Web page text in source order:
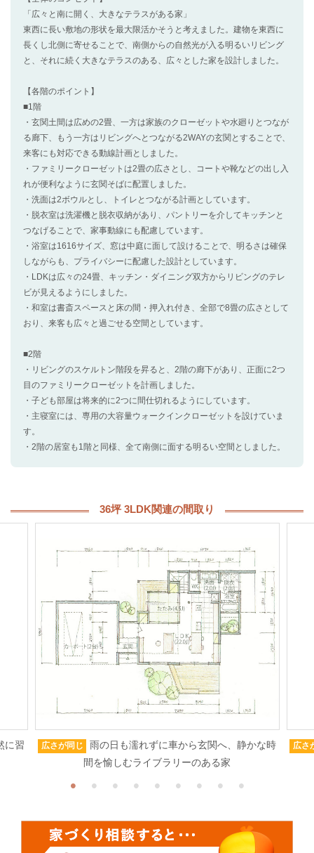
「広々と南に開く、大きなテラスがある家」
東西に長い敷地の形状を最大限活かそうと考えました。建物を東西に
長くし北側に寄せることで、南側からの自然光が入る明るいリビング
と、それに続く大きなテラスのある、広々とした家を設計しました。
【各階のポイント】
■1階
・玄関土間は広めの2畳、一方は家族のクローゼットや水廻りとつなが
る廊下、もう一方はリビングへとつながる2WAYの玄関とすることで、
来客にも対応できる動線計画としました。
・ファミリークローゼットは2畳の広さとし、コートや靴などの出し入
れが便利なように玄関そばに配置しました。
・洗面は2ボウルとし、トイレとつながる計画としています。
・脱衣室は洗濯機と脱衣収納があり、パントリーを介してキッチンと
つなげることで、家事動線にも配慮しています。
・浴室は1616サイズ、窓は中庭に面して設けることで、明るさは確保
しながらも、プライバシーに配慮した設計としています。
・LDKは広々の24畳、キッチン・ダイニング双方からリビングのテレ
ビが見えるようにしました。
・和室は書斎スペースと床の間・押入れ付き、全部で8畳の広さとして
おり、来客も広々と過ごせる空間としています。
■2階
・リビングのスケルトン階段を昇ると、2階の廊下があり、正面に2つ
目のファミリークローゼットを計画しました。
・子ども部屋は将来的に2つに間仕切れるようにしています。
・主寝室には、専用の大容量ウォークインクローゼットを設けていま
す。
・2階の居室も1階と同様、全て南側に面する明るい空間としました。
36坪 3LDK関連の間取り
に習 広さが同じ
雨の日も濡れずに車から玄関へ、静かな時
間を愉しむライブラリーのある家
広さ